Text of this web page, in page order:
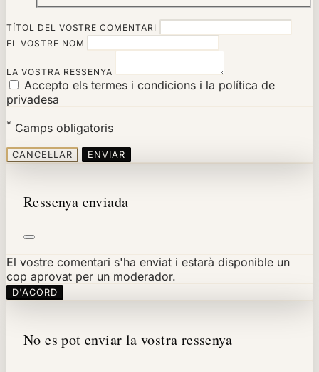
TÍTOL DEL VOSTRE COMENTARI
EL VOSTRE NOM
LA VOSTRA RESSENYA
Accepto els termes i condicions i la política de
privadesa
* Camps obligatoris
CANCEL·LAR ENVIAR
Ressenya enviada
El vostre comentari s'ha enviat i estarà disponible un
cop aprovat per un moderador.
D'ACORD
No es pot enviar la vostra ressenya